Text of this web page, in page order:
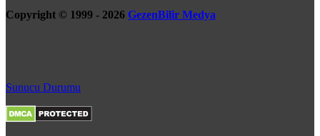
Copyright © 1999 - 2026 GezenBilir Medya
Sunucu Durumu